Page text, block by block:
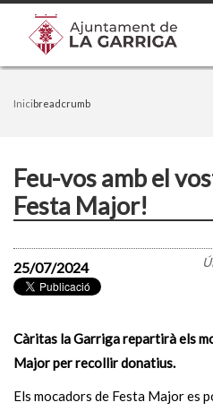
Inicibreadcrumb
Feu-vos amb el
Festa Major!
25/07/2024
Càritas la Garriga repartirà els
Major per recollir donatius.
Els mocadors de Festa Major es